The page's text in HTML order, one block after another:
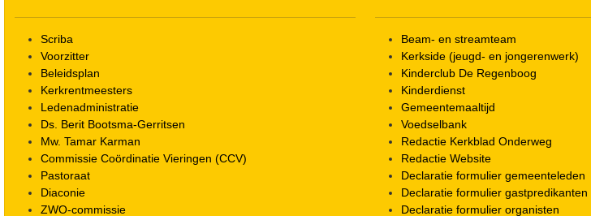
Scriba
Voorzitter
Beleidsplan
Kerkrentmeesters
Ledenadministratie
Ds. Berit Bootsma-Gerritsen
Mw. Tamar Karman
Commissie Coördinatie Vieringen (CCV)
Pastoraat
Diaconie
ZWO-commissie
Beam- en streamteam
Kerkside (jeugd- en jongerenwerk)
Kinderclub De Regenboog
Kinderdienst
Gemeentemaaltijd
Voedselbank
Redactie Kerkblad Onderweg
Redactie Website
Declaratie formulier gemeenteleden
Declaratie formulier gastpredikanten
Declaratie formulier organisten